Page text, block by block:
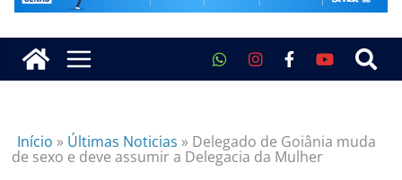
Início » Últimas Noticias » Delegado de Goiânia muda
de sexo e deve assumir a Delegacia da Mulher